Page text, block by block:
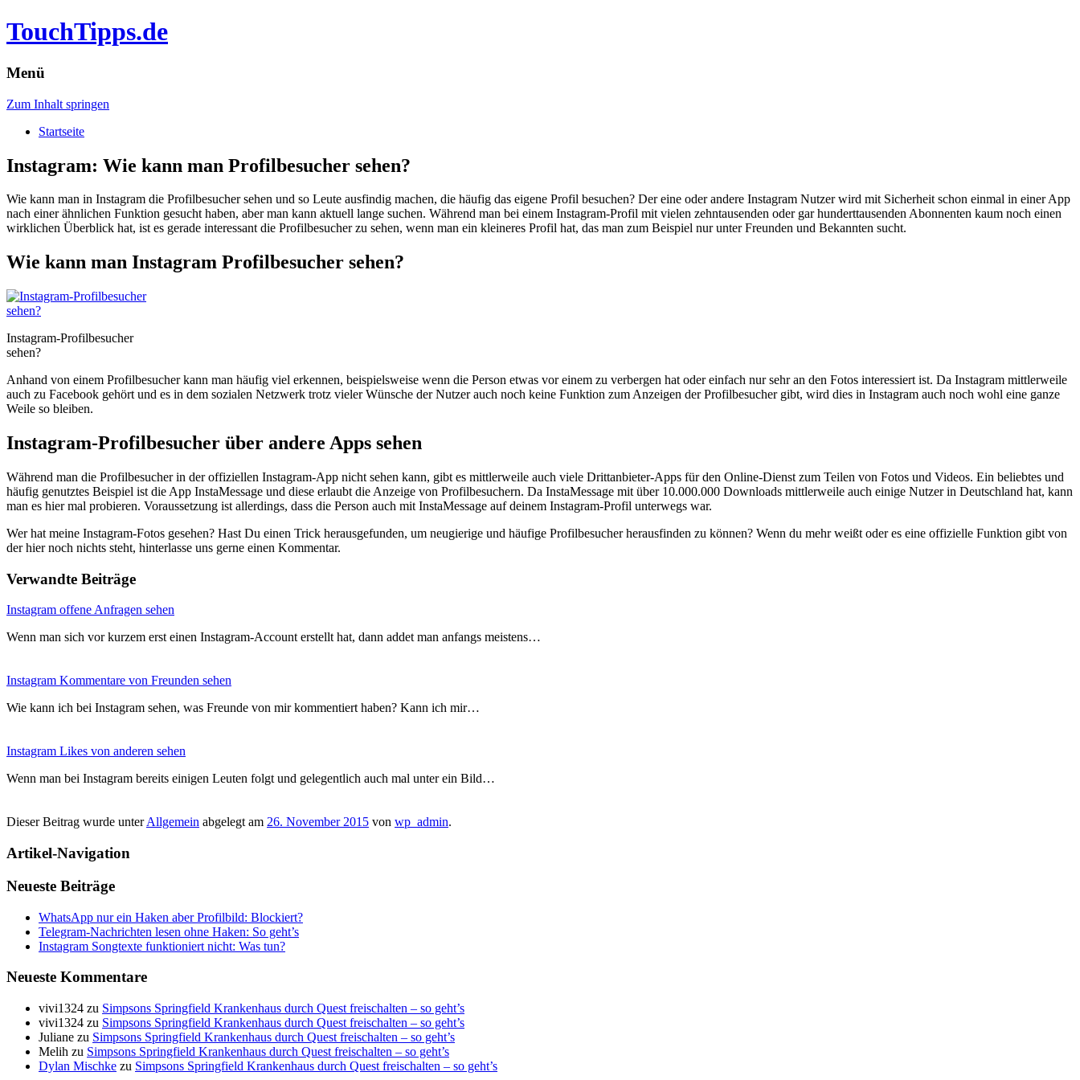
TouchTipps.de
Menü
Zum Inhalt springen
Startseite
Instagram: Wie kann man Profilbesucher sehen?
Wie kann man in Instagram die Profilbesucher sehen und so Leute ausfindig machen, die häufig das eigene Profil besuchen? Der eine oder andere Instagram Nutzer wird mit Sicherheit schon einmal in einer App
nach einer ähnlichen Funktion gesucht haben, aber man kann aktuell lange suchen. Während man bei einem Instagram-Profil mit vielen zehntausenden oder gar hunderttausenden Abonnenten kaum noch einen
wirklichen Überblick hat, ist es gerade interessant die Profilbesucher zu sehen, wenn man ein kleineres Profil hat, das man zum Beispiel nur unter Freunden und Bekannten sucht.
Wie kann man Instagram Profilbesucher sehen?
Instagram-Profilbesucher
sehen?
Anhand von einem Profilbesucher kann man häufig viel erkennen, beispielsweise wenn die Person etwas vor einem zu verbergen hat oder einfach nur sehr an den Fotos interessiert ist. Da Instagram mittlerweile
auch zu Facebook gehört und es in dem sozialen Netzwerk trotz vieler Wünsche der Nutzer auch noch keine Funktion zum Anzeigen der Profilbesucher gibt, wird dies in Instagram auch noch wohl eine ganze
Weile so bleiben.
Instagram-Profilbesucher über andere Apps sehen
Während man die Profilbesucher in der offiziellen Instagram-App nicht sehen kann, gibt es mittlerweile auch viele Drittanbieter-Apps für den Online-Dienst zum Teilen von Fotos und Videos. Ein beliebtes und
häufig genutztes Beispiel ist die App InstaMessage und diese erlaubt die Anzeige von Profilbesuchern. Da InstaMessage mit über 10.000.000 Downloads mittlerweile auch einige Nutzer in Deutschland hat, kann
man es hier mal probieren. Voraussetzung ist allerdings, dass die Person auch mit InstaMessage auf deinem Instagram-Profil unterwegs war.
Wer hat meine Instagram-Fotos gesehen? Hast Du einen Trick herausgefunden, um neugierige und häufige Profilbesucher herausfinden zu können? Wenn du mehr weißt oder es eine offizielle Funktion gibt von
der hier noch nichts steht, hinterlasse uns gerne einen Kommentar.
Verwandte Beiträge
Instagram offene Anfragen sehen
Wenn man sich vor kurzem erst einen Instagram-Account erstellt hat, dann addet man anfangs meistens…
Instagram Kommentare von Freunden sehen
Wie kann ich bei Instagram sehen, was Freunde von mir kommentiert haben? Kann ich mir…
Instagram Likes von anderen sehen
Wenn man bei Instagram bereits einigen Leuten folgt und gelegentlich auch mal unter ein Bild…
Dieser Beitrag wurde unterAllgemein abgelegt am 26. November 2015 von wp_admin.
Artikel-Navigation
Neueste Beiträge
WhatsApp nur ein Haken aber Profilbild: Blockiert?
Telegram-Nachrichten lesen ohne Haken: So geht’s
Instagram Songtexte funktioniert nicht: Was tun?
Neueste Kommentare
vivi1324 zu Simpsons Springfield Krankenhaus durch Quest freischalten – so geht’s
vivi1324 zu Simpsons Springfield Krankenhaus durch Quest freischalten – so geht’s
Juliane zu Simpsons Springfield Krankenhaus durch Quest freischalten – so geht’s
Melih zu Simpsons Springfield Krankenhaus durch Quest freischalten – so geht’s
Dylan Mischke zu Simpsons Springfield Krankenhaus durch Quest freischalten – so geht’s